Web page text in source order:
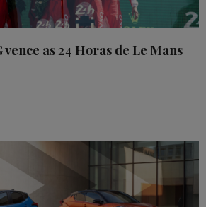
vence as 24 Horas de Le Mans